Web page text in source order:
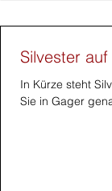
Silvester
In Kürze steht
Sie in Gager